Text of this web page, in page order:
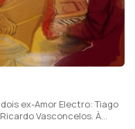
ex-Amor Electro: Tiago
Vasconcelos. À